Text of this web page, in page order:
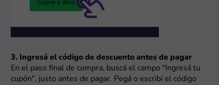
3. Ingresá el código de descuento antes de pagar
En el paso final de compra, buscá el campo "Ingresá tu
cupón", justo antes de pagar. Pegá o escribí el código